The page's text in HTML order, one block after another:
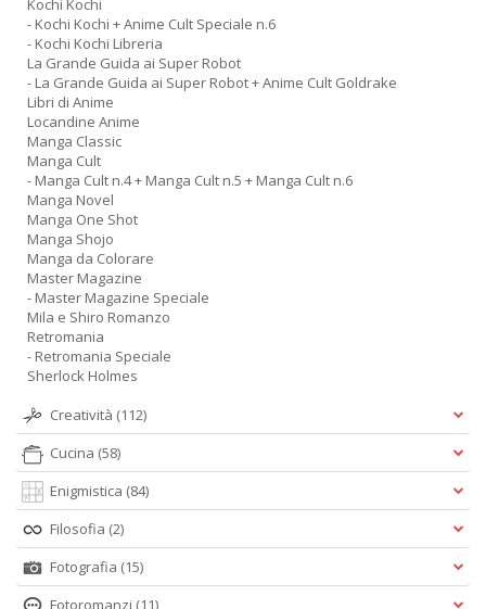
Kochi Kochi
- Kochi Kochi + Anime Cult Speciale n.6
- Kochi Kochi Libreria
La Grande Guida ai Super Robot
- La Grande Guida ai Super Robot + Anime Cult Goldrake
Libri di Anime
Locandine Anime
Manga Classic
Manga Cult
- Manga Cult n.4 + Manga Cult n.5 + Manga Cult n.6
Manga Novel
Manga One Shot
Manga Shojo
Manga da Colorare
Master Magazine
- Master Magazine Speciale
Mila e Shiro Romanzo
Retromania
- Retromania Speciale
Sherlock Holmes
Creatività (112)
Cucina (58)
Enigmistica (84)
Filosofia (2)
Fotografia (15)
Fotoromanzi (11)